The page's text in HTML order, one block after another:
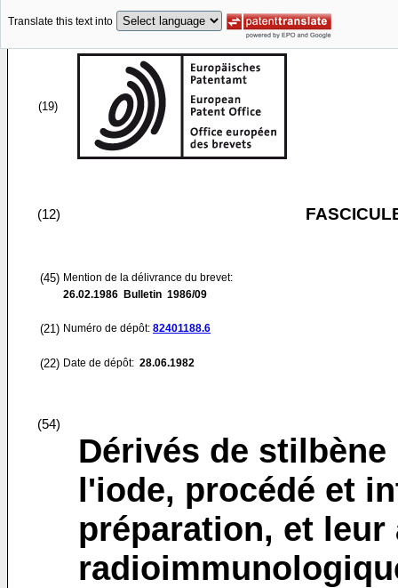
Translate this text into
(19)
(12)
(45) Mention de la délivrance du brevet:
26.02.1986 Bulletin 1986/09
(21) Numéro de dépôt: 82401188.6
(22) Date de dépôt: 28.06.1982
(54)
Dérivés de
l'iode, procédé et
préparation, et